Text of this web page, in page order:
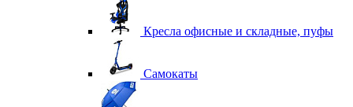
Кресла офисные и складные, пуфы
Самокаты